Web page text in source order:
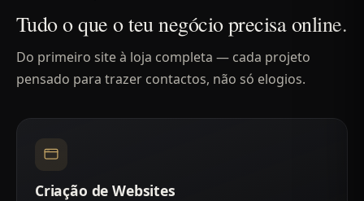
Tudo o que o teu negócio precisa online.
Do primeiro site à loja completa — cada projeto
pensado para trazer contactos, não só elogios.
Criação de Websites